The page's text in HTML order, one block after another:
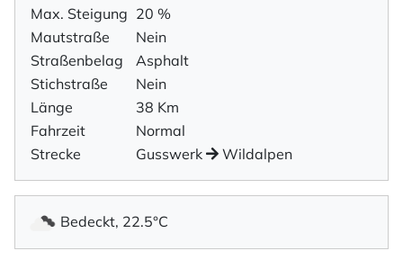
Max. Steigung 20 %
Mautstraße
Nein
Straßenbelag
Asphalt
Stichstraße
Nein
Länge
38 Km
Fahrzeit
Normal
Strecke
Gusswerk Wildalpen
Bedeckt, 22.5°C